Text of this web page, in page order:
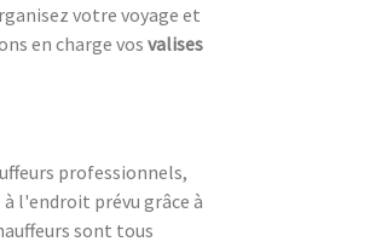
votre voyage et
en charge vos valises
professionnels,
l'endroit prévu grâce à
sont tous